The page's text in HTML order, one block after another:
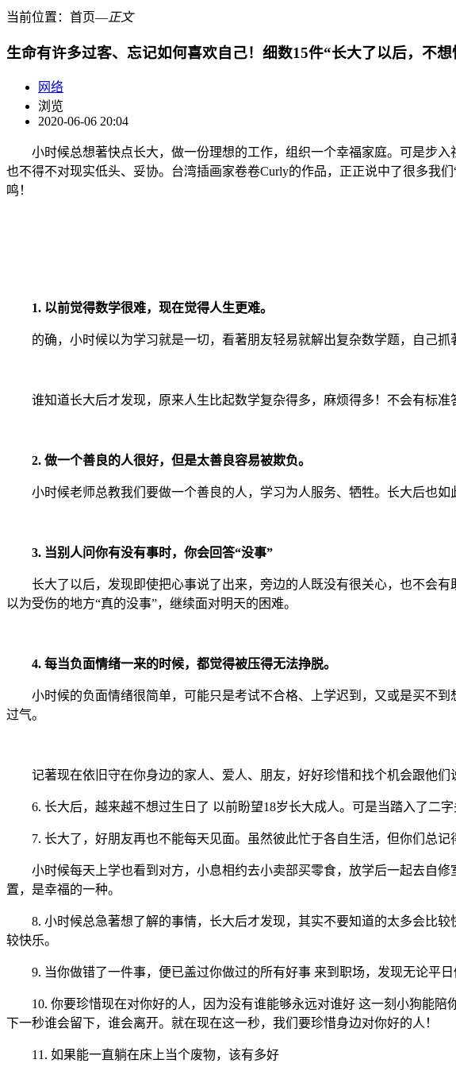
当前位置： 首页―正文
生命有许多过客、忘记如何喜欢自己！细数15件“长大了以后，不
网络
浏览
2020-06-06 20:04
小时候总想著快点长大，做一份理想的工作，组织一个幸福家庭。可是步入
也不得不对现实低头、妥协。台湾插画家卷卷Curly的作品，正正说中了很多我
鸣！
1. 以前觉得数学很难，现在觉得人生更难。
的确，小时候以为学习就是一切，看著朋友轻易就解出复杂数学题，自己抓
谁知道长大后才发现，原来人生比起数学复杂得多，麻烦得多！不会有标准
2. 做一个善良的人很好，但是太善良容易被欺负。
小时候老师总教我们要做一个善良的人，学习为人服务、牺牲。长大后也如
3. 当别人问你有没有事时，你会回答“没事”
长大了以后，发现即使把心事说了出来，旁边的人既没有很关心，也不会有
以为受伤的地方“真的没事”，继续面对明天的困难。
4. 每当负面情绪一来的时候，都觉得被压得无法挣脱。
小时候的负面情绪很简单，可能只是考试不合格、上学迟到，又或是买不到
过气。
记著现在依旧守在你身边的家人、爱人、朋友，好好珍惜和找个机会跟他们说
6. 长大后，越来越不想过生日了 以前盼望18岁长大成人。可是当踏入了二字
7. 长大了，好朋友再也不能每天见面。虽然彼此忙于各自生活，但你们总记
小时候每天上学也看到对方，小息相约去小卖部买零食，放学后一起去自修
置，是幸福的一种。
8. 小时候总急著想了解的事情，长大后才发现，其实不要知道的太多会比较
较快乐。
9. 当你做错了一件事，便已盖过你做过的所有好事 来到职场，发现无论平日
10. 你要珍惜现在对你好的人，因为没有谁能够永远对谁好 这一刻小狗能陪
下一秒谁会留下，谁会离开。就在现在这一秒，我们要珍惜身边对你好的人！
11. 如果能一直躺在床上当个废物，该有多好